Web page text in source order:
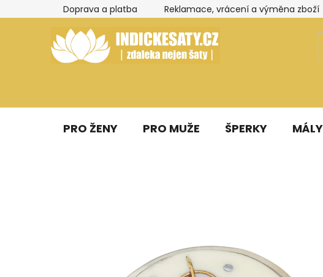
na
Doprava a platba Reklamace, vrácení a výměna zboží
PRO ŽENY PRO MUŽE ŠPERKY MÁLY